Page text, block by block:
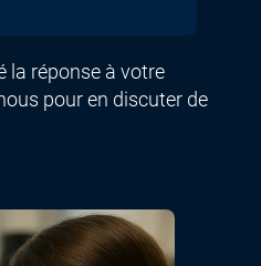
la réponse à votre
pour en discuter de